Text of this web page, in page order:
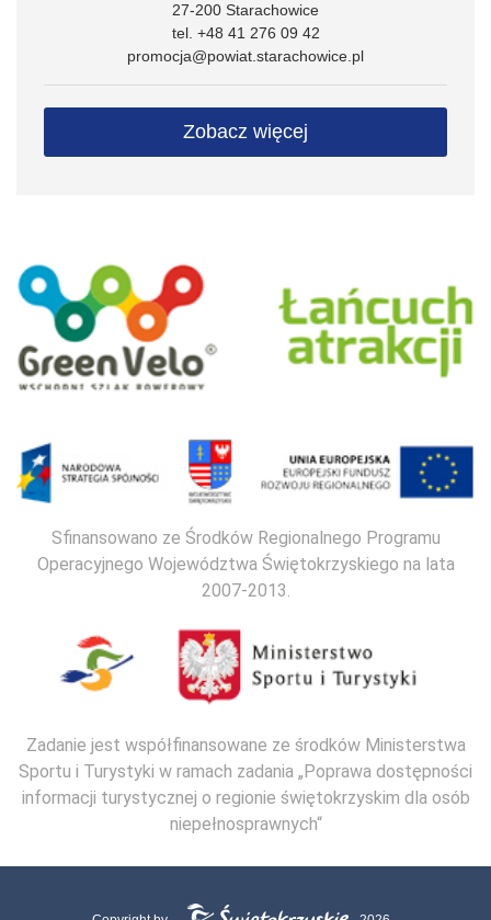
27-200 Starachowice
tel. +48 41 276 09 42
promocja@powiat.starachowice.pl
Zobacz więcej
Sfinansowano ze Środków Regionalnego Programu
Operacyjnego Województwa Świętokrzyskiego na lata
2007-2013.
Zadanie jest współfinansowane ze środków Ministerstwa
Sportu i Turystyki w ramach zadania „Poprawa dostępności
informacji turystycznej o regionie świętokrzyskim dla osób
niepełnosprawnych“